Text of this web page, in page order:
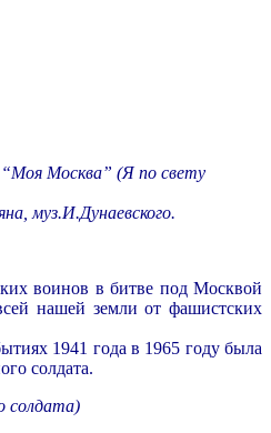
Москва” (Я по свету
муз.И.Дунаевского.
воинов в битве под Москвой
нашей земли от фашистских
1941 года в 1965 году была
солдата.
солдата)